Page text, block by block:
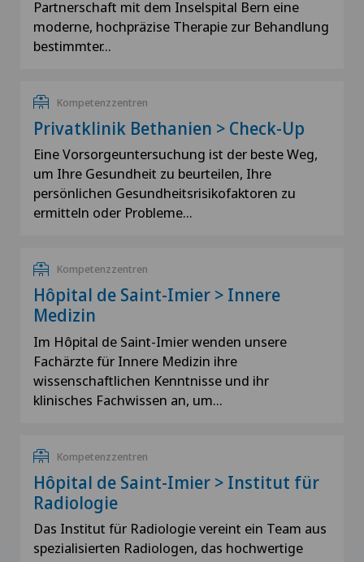
Partnerschaft mit dem Inselspital Bern eine
moderne, hochpräzise Therapie zur Behandlung
bestimmter…
Kompetenzzentren
Privatklinik Bethanien > Check-Up
Eine Vorsorgeuntersuchung ist der beste Weg,
um Ihre Gesundheit zu beurteilen, Ihre
persönlichen Gesundheitsrisikofaktoren zu
ermitteln oder Probleme…
Kompetenzzentren
Hôpital de Saint-Imier > Innere
Medizin
Im Hôpital de Saint-Imier wenden unsere
Fachärzte für Innere Medizin ihre
wissenschaftlichen Kenntnisse und ihr
klinisches Fachwissen an, um…
Kompetenzzentren
Hôpital de Saint-Imier > Institut für
Radiologie
Das Institut für Radiologie vereint ein Team aus
spezialisierten Radiologen, das hochwertige